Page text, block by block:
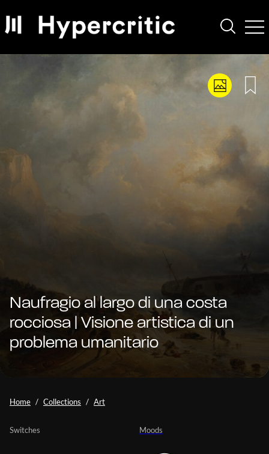
Naufragio al largo di una costa
rocciosa | Visione artistica di un
problema umanitario
Home Collections Art
Moods
Switches